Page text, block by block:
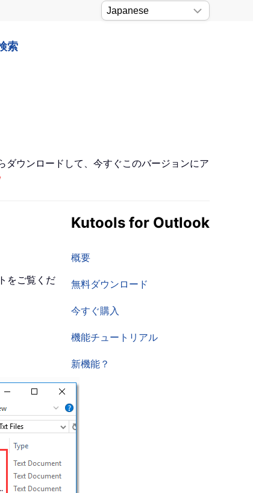
索
ダウンロードして、今すぐこのバージョンにア
Kutools for Outlook
概要
無料ダウンロード
今すぐ購入
機能チュートリアル
新機能？
をご覧くだ